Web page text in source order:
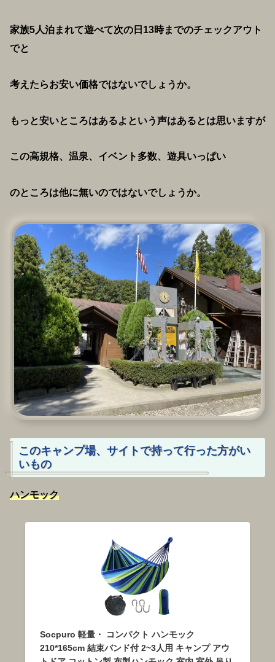
家族5人泊まれて遊べて次の日13時までのチェックアウト
でと
考えたらお安い価格ではないでしょうか。
もっと安いところはあるよという声はあるとは思いますが
この高規格、温泉、イベント多数、遊具いっぱい
のところは他に無いのではないでしょうか。
このキャンプ場、サイトで持って行った方がい
いもの
ハンモック
Socpuro 軽量・ コンパクト ハンモック
210*165cm 結束バンド付 2~3人用 キャンプ アウ